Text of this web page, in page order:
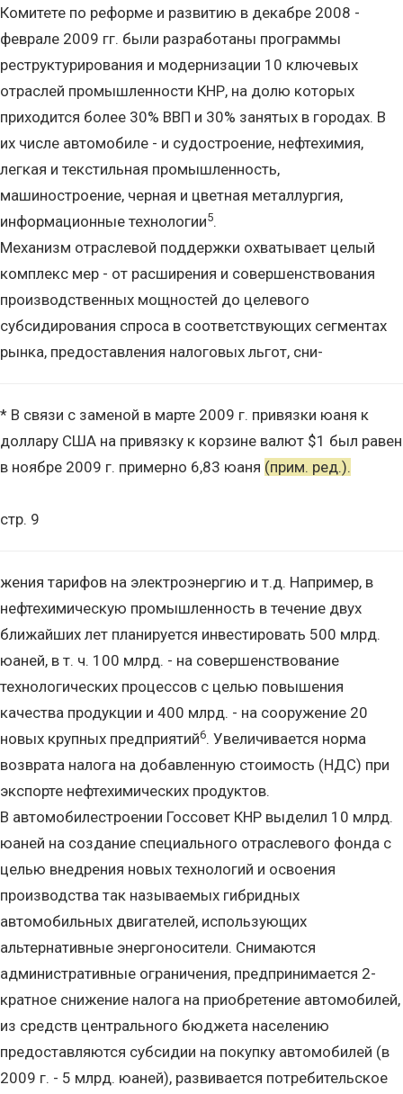
Комитете по реформе и развитию в декабре 2008 -
феврале 2009 гг. были разработаны программы
реструктурирования и модернизации 10 ключевых
отраслей промышленности КНР, на долю которых
приходится более 30% ВВП и 30% занятых в городах. В
их числе автомобиле - и судостроение, нефтехимия,
легкая и текстильная промышленность,
машиностроение, черная и цветная металлургия,
информационные технологии5.
Механизм отраслевой поддержки охватывает целый
комплекс мер - от расширения и совершенствования
производственных мощностей до целевого
субсидирования спроса в соответствующих сегментах
рынка, предоставления налоговых льгот, сни-
* В связи с заменой в марте 2009 г. привязки юаня к
доллару США на привязку к корзине валют $1 был равен
в ноябре 2009 г. примерно 6,83 юаня (прим. ред.).
стр. 9
жения тарифов на электроэнергию и т.д. Например, в
нефтехимическую промышленность в течение двух
ближайших лет планируется инвестировать 500 млрд.
юаней, в т. ч. 100 млрд. - на совершенствование
технологических процессов с целью повышения
качества продукции и 400 млрд. - на сооружение 20
новых крупных предприятий6. Увеличивается норма
возврата налога на добавленную стоимость (НДС) при
экспорте нефтехимических продуктов.
В автомобилестроении Госсовет КНР выделил 10 млрд.
юаней на создание специального отраслевого фонда с
целью внедрения новых технологий и освоения
производства так называемых гибридных
автомобильных двигателей, использующих
альтернативные энергоносители. Снимаются
административные ограничения, предпринимается 2-
кратное снижение налога на приобретение автомобилей,
из средств центрального бюджета населению
предоставляются субсидии на покупку автомобилей (в
2009 г. - 5 млрд. юаней), развивается потребительское